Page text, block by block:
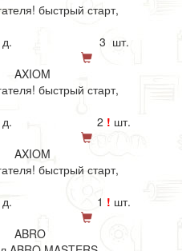
быстрый старт,
3 шт.
AXIOM
быстрый старт,
2 ! шт.
AXIOM
быстрый старт,
1 ! шт.
ABRO